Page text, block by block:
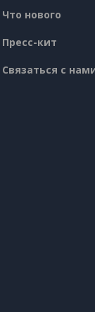
Что нового
Пресс-кит
Связаться с